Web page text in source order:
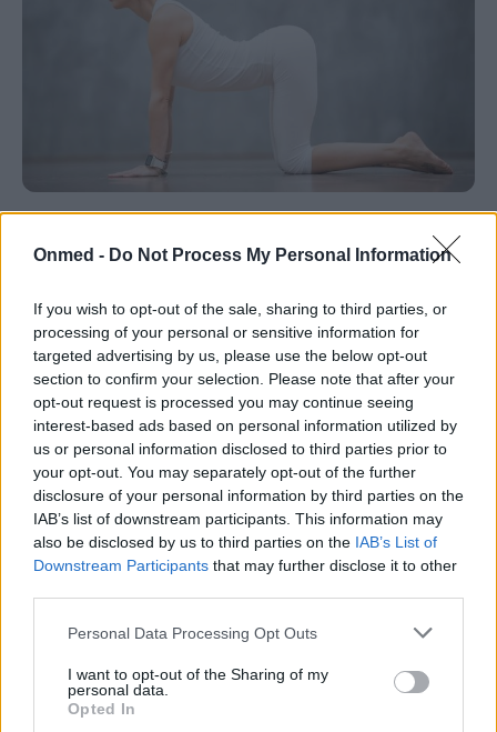
Onmed - Do Not Process My Personal Information
If you wish to opt-out of the sale, sharing to third parties, or
processing of your personal or sensitive information for
targeted advertising by us, please use the below opt-out
section to confirm your selection. Please note that after your
opt-out request is processed you may continue seeing
interest-based ads based on personal information utilized by
us or personal information disclosed to third parties prior to
your opt-out. You may separately opt-out of the further
disclosure of your personal information by third parties on the
IAB’s list of downstream participants. This information may
also be disclosed by us to third parties on the IAB’s List of
Downstream Participants that may further disclose it to other
Personal Data Processing Opt Outs
I want to opt-out of the Sharing of my
personal data.
Opted In
θα σας ανακουφίσουν
Η γιόγκα κερδίζει τα τελευταία χρόνια έδαφος στην
επιστημονική έρευνα, με τα τελευταία στοιχεία να
δείχνουν ότι έχει αναλγητική δράση…
Ζέστη ή κρύο; Τι χρειάζεστε για τον